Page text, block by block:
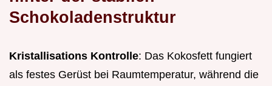
Schokoladenstruktur
Kristallisations Kontrolle: Das Kokosfett fungiert
als festes Gerüst bei Raumtemperatur, während die